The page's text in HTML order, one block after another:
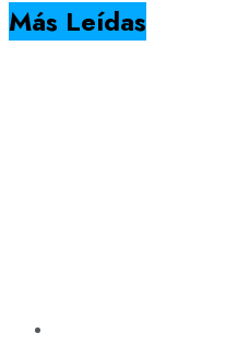
Más Leídas